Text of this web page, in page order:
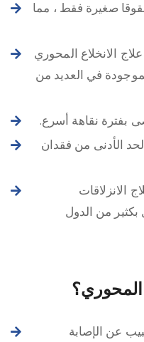
صغيرة فقط ، مما
الانخلاع المحوري
في العديد من
بفترة نقاهة أسرع.
الأدنى من فقدان
الانزلاقات
من الدول
المحوري؟
عن الإصابة